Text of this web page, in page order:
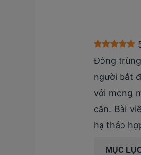
Đông
người bắt
với mong
cân. Bài
hạ thảo
MỤC